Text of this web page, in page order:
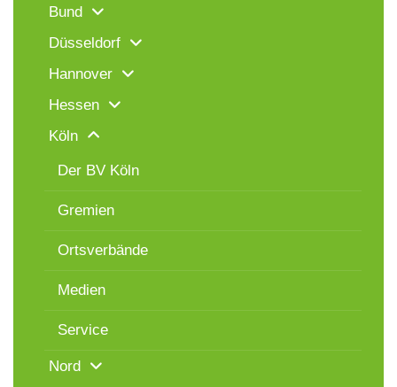
Bund
Düsseldorf
Hannover
Hessen
Köln
Der BV Köln
Gremien
Ortsverbände
Medien
Service
Nord